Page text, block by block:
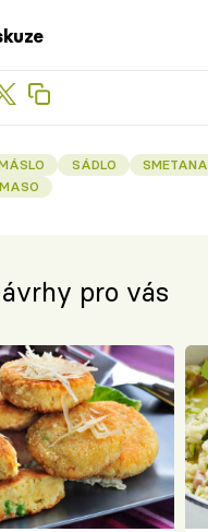
SÁDLO
SMETANA
pro vás